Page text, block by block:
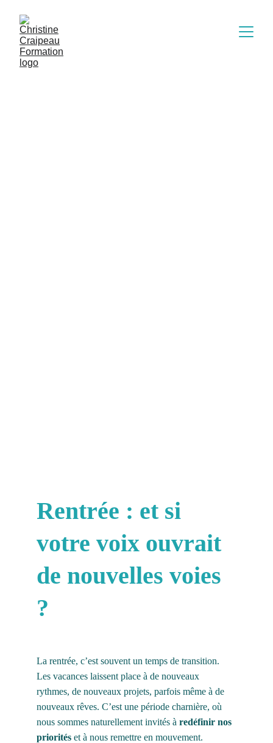
Rentrée : et si
votre voix ouvrait
de nouvelles voies
?
La rentrée, c’est souvent un temps de transition.
Les vacances laissent place à de nouveaux
rythmes, de nouveaux projets, parfois même à de
nouveaux rêves. C’est une période charnière, où
nous sommes naturellement invités à redéfinir nos
priorités et à nous remettre en mouvement.